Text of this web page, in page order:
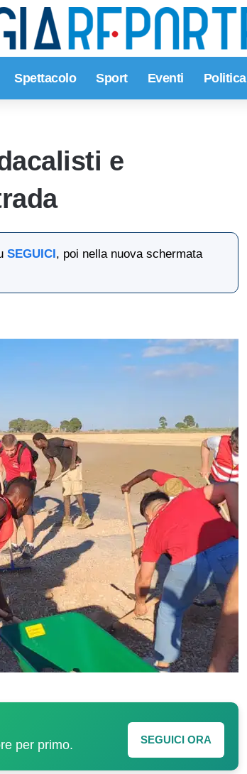
Spettacolo Sport Eventi Politica
e
SEGUICI, poi nella nuova schermata
per primo.
SEGUICI ORA